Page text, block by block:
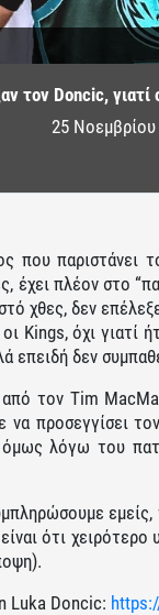
τον Doncic,
25
που παριστάνει
έχει πλέον στο
χθες, δεν
Kings, όχι γιατί
επειδή δεν
τον Tim
να προσεγγίσει
λόγω του
ότι
Luka Doncic: